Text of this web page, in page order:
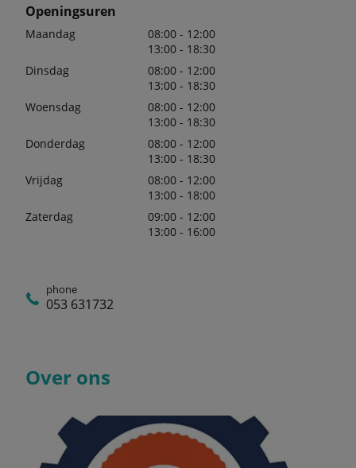
Openingsuren
Maandag
08:00 - 12:00
13:00 - 18:30
Dinsdag
08:00 - 12:00
13:00 - 18:30
Woensdag
08:00 - 12:00
13:00 - 18:30
Donderdag
08:00 - 12:00
13:00 - 18:30
Vrijdag
08:00 - 12:00
13:00 - 18:00
Zaterdag
09:00 - 12:00
13:00 - 16:00
phone
053 631732
Over ons